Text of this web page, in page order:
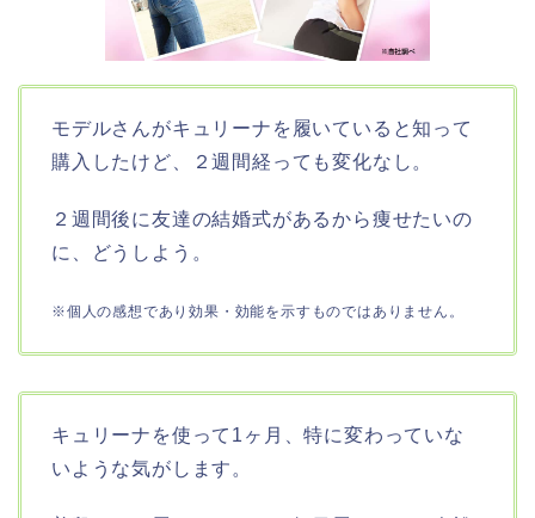
モデルさんがキュリーナを履いていると知って
購入したけど、２週間経っても変化なし。
２週間後に友達の結婚式があるから痩せたいの
に、どうしよう。
※個人の感想であり効果・効能を示すものではありません。
キュリーナを使って1ヶ月、特に変わっていな
いような気がします。